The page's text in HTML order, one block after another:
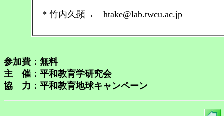
＊竹内久顕→ htake@lab.twcu.ac.jp
参加費：無料
主 催：平和教育学研究会
協 力：平和教育地球キャンペーン